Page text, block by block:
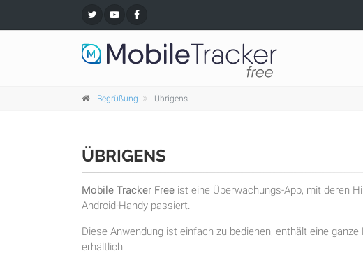
Begrüßung Übrigens
ÜBRIGENS
Mobile Tracker Free ist eine Überwachungs-App, mit deren
Android-Handy passiert.
Diese Anwendung ist einfach zu bedienen, enthält eine
erhältlich.